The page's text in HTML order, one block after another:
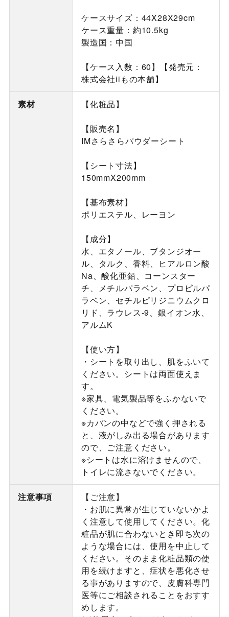
ケースサイズ：44X28X29cm
ケース重量：約10.5kg
製造国：中国
【ケース入数：60】【発売元：
株式会社iiもの本舗】
素材 【化粧品】
【販売名】
IMさらさらパウダーシート
【シート寸法】
150mmX200mm
【基布素材】
ポリエステル、レーヨン
【成分】
水、エタノール、ブタンジオー
ル、タルク、香料、ヒアルロン酸
Na、酸化亜鉛、コーンスター
チ、メチルパラベン、プロピルパ
ラベン、セチルピリジニウムクロ
リド、ラウレス-9、銀イオン水、
アルムK
【使い方】
・シートを取り出し、肌をふいて
ください。シートは両面使えま
す。
※家具、電気製品等をふかないで
ください。
※カバンの中などで強く押される
と、液がしみ出る場合があります
ので、ご注意ください。
※シートは水に溶けませんので、
トイレに流さないでください。
注意事項
【ご注意】
・お肌に異常が生じていないかよ
く注意して使用してください。化
粧品が肌に合わないとき即ち次の
ような場合には、使用を中止して
ください。そのまま化粧品類の使
用を続けますと、症状を悪化させ
る事がありますので、皮膚科専門
医等にご相談されることをおすす
めします。